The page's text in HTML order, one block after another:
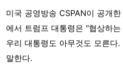
미국 공영방송 CSPAN이 공개
에서 트럼프 대통령은 "협상하
우리 대통령도 아무것도 모른다
말한다.